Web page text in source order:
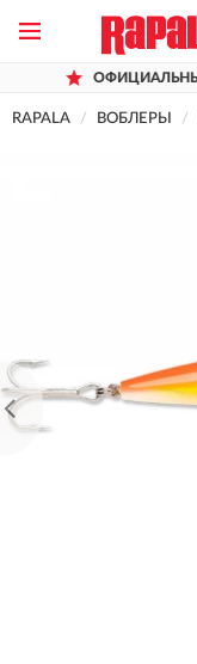
ДИЛЕР RAPALA
RAPALA ВОБЛЕРЫ